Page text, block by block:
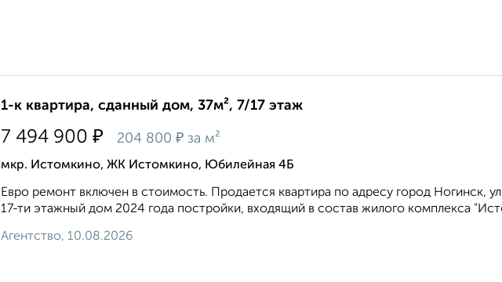
1-к квартира, сданный дом, 37м², 7/17 этаж
7 494 900 ₽ 204 800 ₽ за м²
мкр. Истомкино, ЖК Истомкино, Юбилейная 4Б
Евро ремонт включен в стоимость. Продается квартира по адресу город Ногинск,
17-ти этажный дом 2024 года постройки, входящий в состав жилого комплекса
Агентство, 10.08.2026